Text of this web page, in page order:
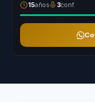
15años 3conf.